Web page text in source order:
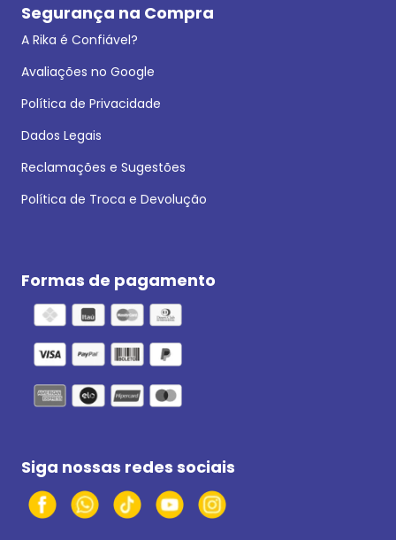
Segurança na Compra
A Rika é Confiável?
Avaliações no Google
Política de Privacidade
Dados Legais
Reclamações e Sugestões
Política de Troca e Devolução
Formas de pagamento
Siga nossas redes sociais